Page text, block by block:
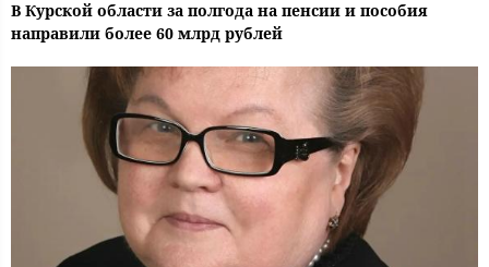
В Курской области за полгода на пенсии и пособия
направили более 60 млрд рублей